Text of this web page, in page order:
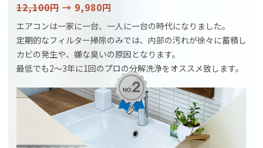
12,100円 → 9,980円
エアコンは一家に一台、一人に一台の時代になりました。
定期的なフィルター掃除のみでは、内部の汚れが徐々に蓄積し
カビの発生や、嫌な臭いの原因となります。
最低でも2〜3年に1回のプロの分解洗浄をオススメ致します。